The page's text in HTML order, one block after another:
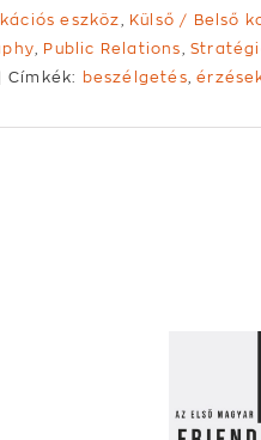
eszköz Külső / Belső
Public Relations ,
Címkék: beszélgetés ,